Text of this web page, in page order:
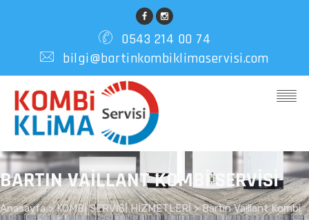
0543 214 00 74
bilgi@bartinkombiklimaservisi.com
BARTIN VAILLANT KOMBI SERVISI
Anasayfa> KOMBİ SERVİSİ HİZMETLERİ >Bartın Vaillant Kombi